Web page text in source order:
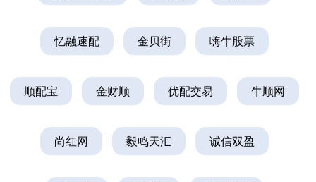
忆融速配 金贝街 嗨牛股票
顺配宝 金财顺 优配交易 牛顺网
尚红网 毅鸣天汇 诚信双盈